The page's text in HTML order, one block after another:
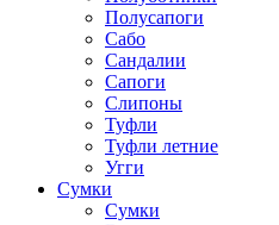
Полусапоги
Сабо
Сандалии
Сапоги
Слипоны
Туфли
Туфли летние
Угги
Сумки
Сумки